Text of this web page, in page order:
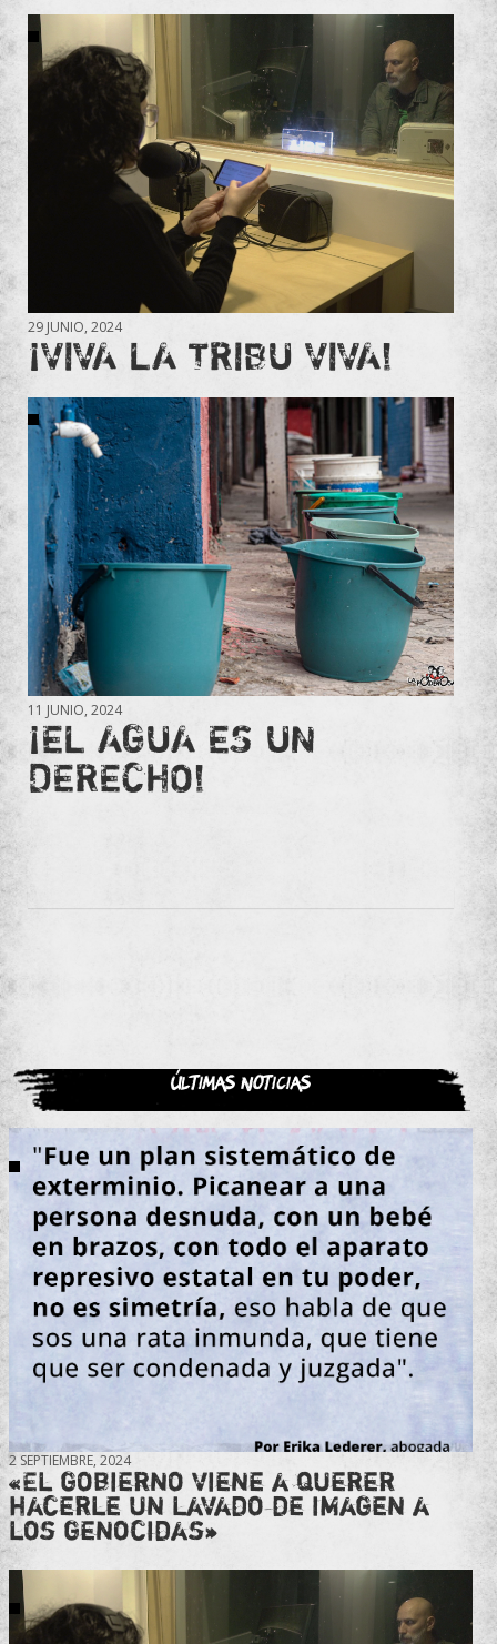
29 JUNIO, 2024
¡VIVA LA TRIBU VIVA!
11 JUNIO, 2024
¡EL AGUA ES UN
DERECHO!
Últimas noticias
2 SEPTIEMBRE, 2024
«El gobierno viene a querer
hacerle un lavado de imagen a
los genocidas»